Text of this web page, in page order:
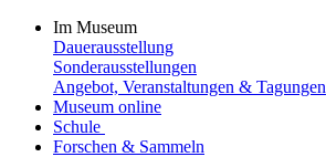
Im Museum
Dauerausstellung
Sonderausstellungen
Angebot, Veranstaltungen & Tagungen
Museum online
Schule
Forschen & Sammeln